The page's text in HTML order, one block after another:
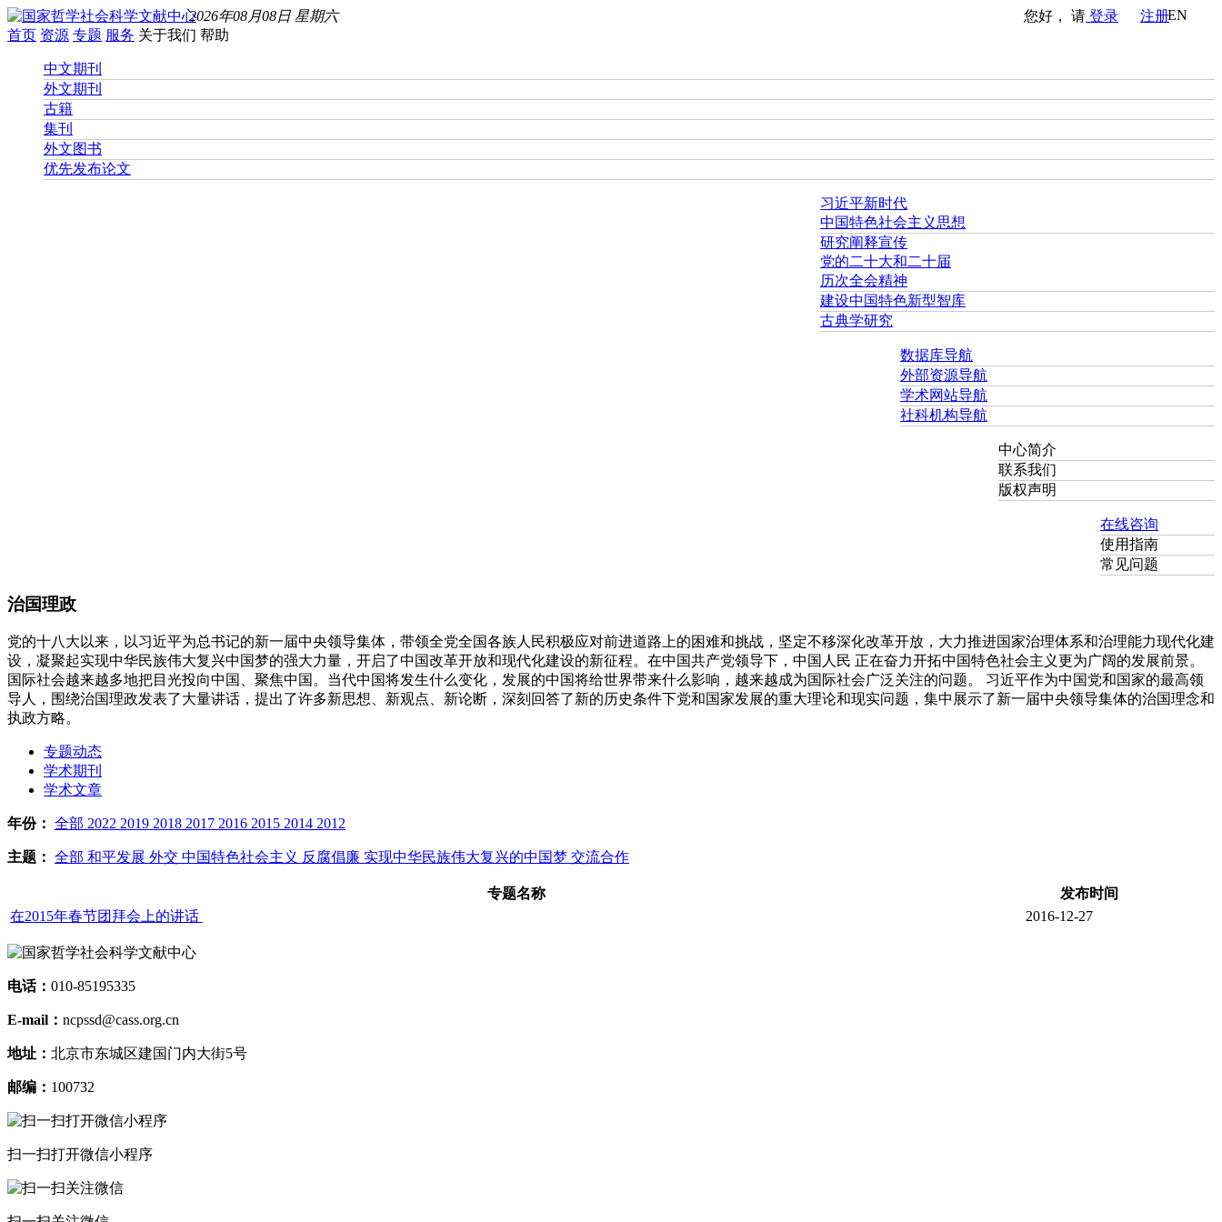
您好， 请 登录 注册EN
2026年08月08日 星期六
首页 资源 专题 服务 关于我们 帮助
中文期刊
外文期刊
古籍
集刊
外文图书
优先发布论文
习近平新时代
中国特色社会主义思想
研究阐释宣传
党的二十大和二十届
历次全会精神
建设中国特色新型智库
古典学研究
数据库导航
外部资源导航
学术网站导航
社科机构导航
中心简介
联系我们
版权声明
在线咨询
使用指南
常见问题
治国理政
党的十八大以来，以习近平为总书记的新一届中央领导集体，带领全党全国各族人民积极应对前进道路上的困难和挑战，坚定不移深化改革开放，大力推进国家治理体系和治理能力现代化建
设，凝聚起实现中华民族伟大复兴中国梦的强大力量，开启了中国改革开放和现代化建设的新征程。在中国共产党领导下，中国人民 正在奋力开拓中国特色社会主义更为广阔的发展前景。
国际社会越来越多地把目光投向中国、聚焦中国。当代中国将发生什么变化，发展的中国将给世界带来什么影响，越来越成为国际社会广泛关注的问题。 习近平作为中国党和国家的最高领
导人，围绕治国理政发表了大量讲话，提出了许多新思想、新观点、新论断，深刻回答了新的历史条件下党和国家发展的重大理论和现实问题，集中展示了新一届中央领导集体的治国理念和
执政方略。
专题动态
学术期刊
学术文章
年份： 全部 2022 2019 2018 2017 2016 2015 2014 2012
主题： 全部 和平发展 外交 中国特色社会主义 反腐倡廉 实现中华民族伟大复兴的中国梦 交流合作
专题名称
发布时间
在2015年春节团拜会上的讲话
2016-12-27
电话： 010-85195335
E-mail： ncpssd@cass.org.cn
地址： 北京市东城区建国门内大街5号
邮编： 100732
扫一扫打开微信小程序